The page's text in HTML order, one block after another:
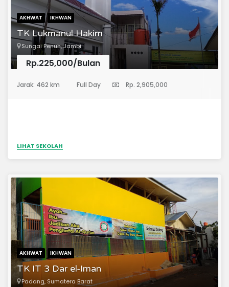
6 orang*3. Penunjang pendidikan:* 7 orang
AKHWAT IKHWAN
TK Lukmanul Hakim
Sungai Penuh, Jambi
Rp.225,000/Bulan
Jarak: 462 km Full Day Rp. 2,905,000
LIHAT SEKOLAH
AKHWAT IKHWAN
TK IT 3 Dar el-Iman
Padang, Sumatera Barat